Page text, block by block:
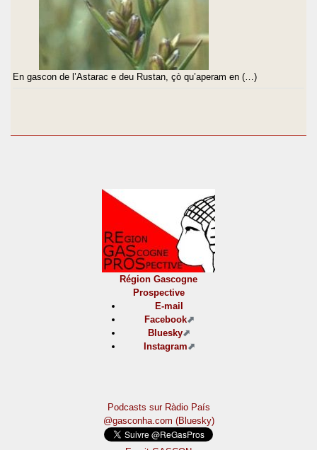
En gascon de l’Astarac e deu Rustan, çò qu’aperam en (…)
Région Gascogne
Prospective
E-mail
Facebook
Bluesky
Instagram
Podcasts sur Ràdio País
@gasconha.com (Bluesky)